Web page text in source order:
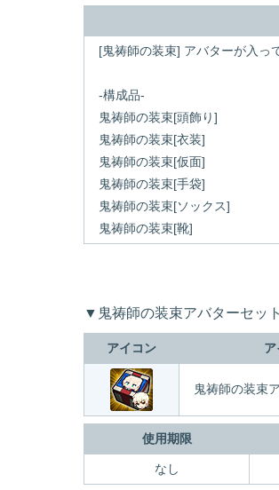
[鬼祷師の装束] アバターが入っ
-構成品-
鬼祷師の装束[頭飾り]
鬼祷師の装束[衣装]
鬼祷師の装束[仮面]
鬼祷師の装束[手袋]
鬼祷師の装束[ソックス]
鬼祷師の装束[靴]
▼鬼祷師の装束アバターセット
アイコン
鬼祷師の装束
使用期限
なし